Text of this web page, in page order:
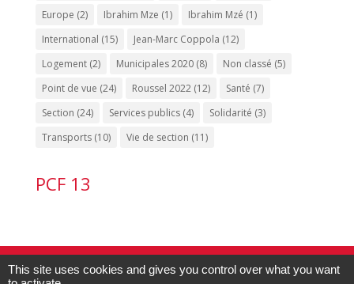
Europe (2) Ibrahim Mze (1) Ibrahim Mzé (1)
International (15) Jean-Marc Coppola (12)
Logement(2) Municipales 2020(8) Non classé (5)
Point de vue (24) Roussel 2022(12) Santé (7)
Section (24) Services publics(4) Solidarité (3)
Transports(10) Vie de section (11)
PCF 13
Contact PCF Marseille 15 :04.91.60.53.20-
This site uses cookies and gives you control over what you want